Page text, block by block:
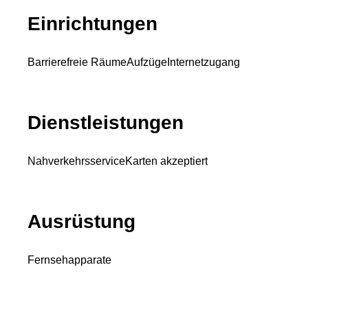
Einrichtungen
Barrierefreie RäumeAufzüge Internetzugang
Dienstleistungen
NahverkehrsserviceKarten akzeptiert
Ausrüstung
Fernsehapparate